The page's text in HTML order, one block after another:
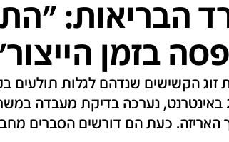
הבריאות:
בזמן
זוג הקשישים שנדהם לגלות
חדשות 2 באינטרנט, נערכה בדיקת מעבדה
האריזה. כעת הם דורשים הסברים